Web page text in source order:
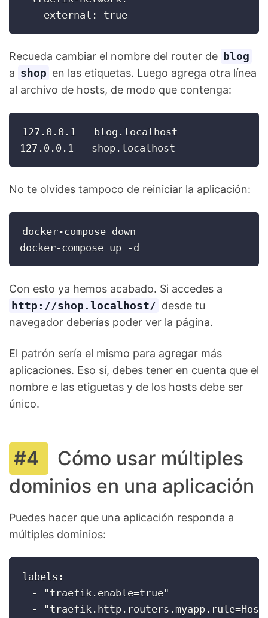
    external: true
Recueda cambiar el nombre del router de blog
a shop en las etiquetas. Luego agrega otra línea
al archivo de hosts, de modo que contenga:
127.0.0.1   blog.localhost
127.0.0.1   shop.localhost
No te olvides tampoco de reiniciar la aplicación:
docker-compose down
docker-compose up -d
Con esto ya hemos acabado. Si accedes a
http://shop.localhost/ desde tu
navegador deberías poder ver la página.
El patrón sería el mismo para agregar más
aplicaciones. Eso sí, debes tener en cuenta que el
nombre e las etiguetas y de los hosts debe ser
único.
Cómo usar múltiples
dominios en una aplicación
Puedes hacer que una aplicación responda a
múltiples dominios:
labels:
  - "traefik.enable=true"
-